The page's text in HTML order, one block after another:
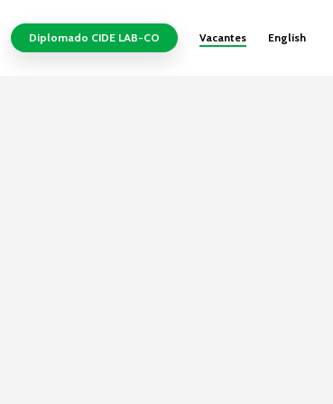
Diplomado CIDE LAB-CO Vacantes English